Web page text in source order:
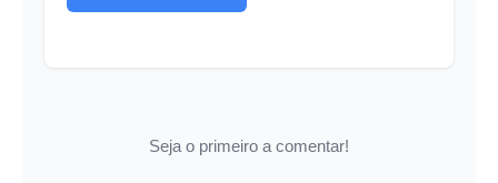
Seja o primeiro a comentar!